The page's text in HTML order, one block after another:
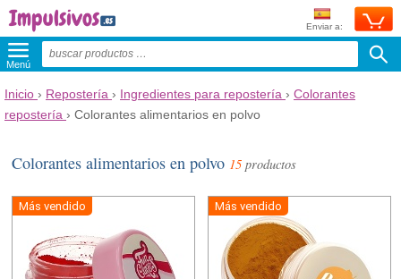
Enviar a:
Menú
Inicio › Repostería › Ingredientes para repostería › Colorantes
repostería › Colorantes alimentarios en polvo
Colorantes alimentarios en polvo 15 productos
Más vendido Más vendido